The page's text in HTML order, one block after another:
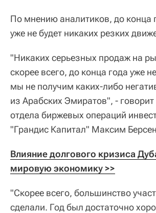
По мнению аналитиков, до конца
уже не будет никаких резких
"Никаких серьезных продаж на
скорее всего, до конца года уже
мы не получим каких-либо
из Арабских Эмиратов", -
отдела биржевых операций
"Грандис Капитал" Максим
Влияние долгового кризиса
мировую экономику >>
"Скорее всего, большинство
сделали. Год был достаточно